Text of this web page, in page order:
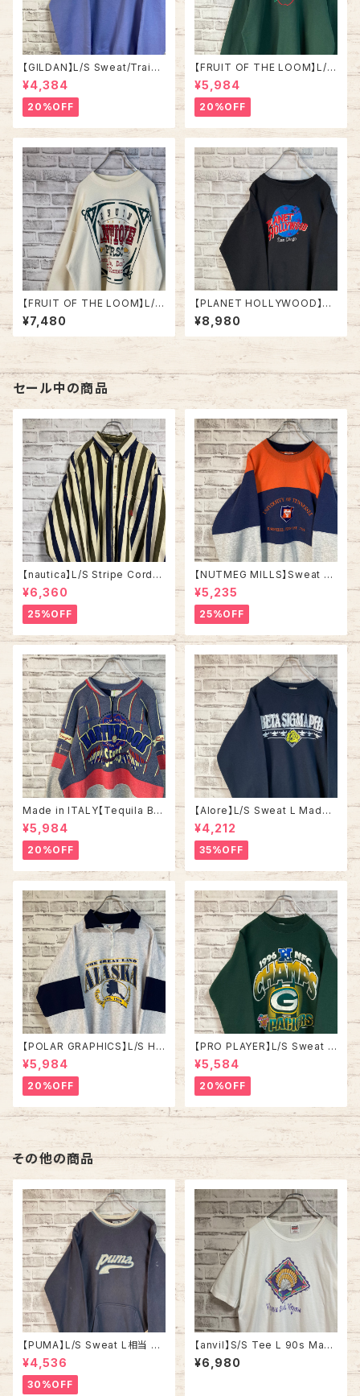
【GILDAN】L/S Sweat/Traine
r L相当 “ NEW SMYRNA BEA
CH” スーベニア スウェット トレ
ーナー ニュー スミナー ビーチ
フロリダ パープル ラベンダー
紫アメリカ USA 古着
¥4,384
20%OFF
【FRUIT OF THE LOOM】L/S
Sweat XL 90s Made in US
A “NEW YORK ” スーベニア
スウェット トレーナー NY ニュ
ーヨーク ビッグアップル 刺繍 vi
ntage ヴィンテージ アメリカ U
SA 古着
¥5,984
20%OFF
【FRUIT OF THE LOOM】L/S
Sweat XL 90s Made in US
A アート系 スウェット トレーナ
ー USA製 アートワーク セリフ
1993 アメリカ USA 古着
¥7,480
【PLANET HOLLYWOOD】L/
S Sweatshirt XL 90s Made
in USA “San Diego” vintag
e プラネットハリウッド スウェッ
ト トレーナー 企業モノ スーベニ
ア お土産モノサンディエゴ USA
製 アメリカ USA 古着
¥8,980
セール中の商品
【nautica】L/S Stripe Cordur
oy Shirt L 90s ノーティカ スト
ライプ コーデュロイ シャツ ボタ
ンダウン 長袖 ワンポイントロゴ
刺繍ロゴ 旧タグ USA アメリカ
古着
¥6,360
25%OFF
【NUTMEG MILLS】Sweat XL
Made in USA 90s “UNIVER
SITY OF TENNESSEE” vinta
ge ナツメグミルズ カレッジモノ
カレッジロゴ テネシー大学 スウ
ェット トレーナー ヴィンテージ
アメリカ USA 古着
¥5,235
25%OFF
Made in ITALY【Tequila Bo
om】L/S Sweat/Trainer XL 9
0s ハーフジップスウェット トレ
ーナー マルチカラー レーシング
イタリア製 Euro ユーロ 古着
¥5,984
20%OFF
【Alore】L/S Sweat L Made i
n USA 90s 社交クラブ プロモ
ーション スウェット トレーナー
USA製 vintage ヴィンテージ
アメリカ USA 古着
¥4,212
35%OFF
【POLAR GRAPHICS】L/S Hal
fZip Sweat XL Made in US
A 90s “ALASKA” スーベニア
ハーフジップスウェット トレーナ
ー アラスカ お土産モノ vintag
e ヴィンテージ アメリカ USA
古着
¥5,984
20%OFF
【PRO PLAYER】L/S Sweat L
相当 90s Made in USA “PA
CKERS” NFL チームモノ スウ
ェット トレーナー USA製 チーム
ロゴ 1996 CHAMPS 優勝記念
深緑 アメリカ USA 古着
¥5,584
20%OFF
その他の商品
【PUMA】L/S Sweat L相当 M
ade in BULGARIA プーマ ス
ウェット トレーナー ブルガリア
製 ユーロ ヨーロッパ 古着
¥4,536
30%OFF
【anvil】S/S Tee L 90s Mad
e in USA vintage Souvenir
Tee “Virginia Beach”スーベ
¥6,980